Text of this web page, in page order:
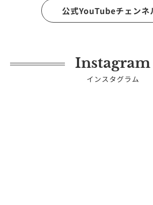
公式YouTubeチェンネ
Instagram
インスタグラム